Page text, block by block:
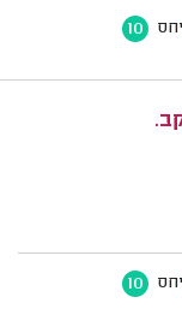
יחס 10
יחס 10